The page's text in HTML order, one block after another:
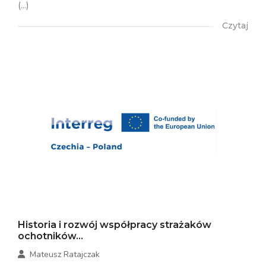
(...)
Czytaj
Historia i rozwój współpracy strażaków
ochotników...
Mateusz Ratajczak